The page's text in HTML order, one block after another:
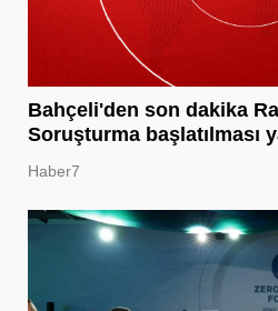
Bahçeli'den son dakika
Soruşturma başlatılması
Haber7